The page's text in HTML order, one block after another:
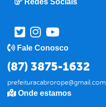
Fale Conosco
(87) 3875-1632
prefeituracabrorope@gmail.com
Onde estamos